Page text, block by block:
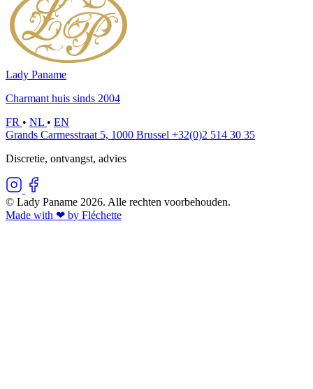
Lady Paname
Charmant huis sinds 2004
FR • NL • EN
Grands Carmesstraat 5, 1000 Brussel +32(0)2 514 30 35
Discretie, ontvangst, advies
© Lady Paname 2026. Alle rechten voorbehouden.
Made with ❤︎ by Fléchette